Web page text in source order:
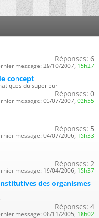
Réponses: 6
message: 29/10/2007, 15h27
concept
du supérieur
Réponses: 0
message: 03/07/2007, 02h55
Réponses: 5
message: 04/07/2006, 15h33
Réponses: 2
message: 19/04/2006, 15h37
des organismes
Réponses: 4
message: 08/11/2005, 18h02